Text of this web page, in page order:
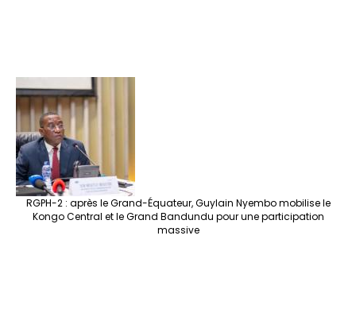
RGPH-2 : après le Grand-Équateur, Guylain Nyembo mobilise le
Kongo Central et le Grand Bandundu pour une participation
massive